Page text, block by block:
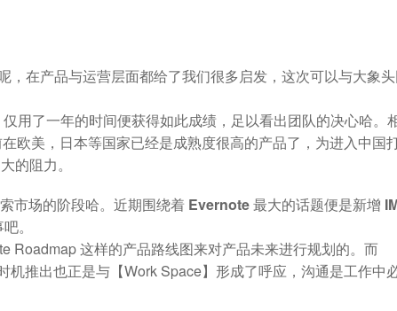
在产品与运营层面都给了我们很多启发，这次可以与大象
用了一年的时间便获得如此成绩，足以看出团队的决心哈。
欧美，日本等国家已经是成熟度很高的产品了，为进入中国
的阻力。
市场的阶段哈。近期围绕着 Evernote 最大的话题便是新增
。
Roadmap 这样的产品路线图来对产品未来进行规划的。而
机推出也正是与【Work Space】形成了呼应，沟通是工作中